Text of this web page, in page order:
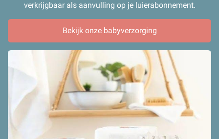
verkrijgbaar als aanvulling op je luierabonnement.
Bekijk onze babyverzorging